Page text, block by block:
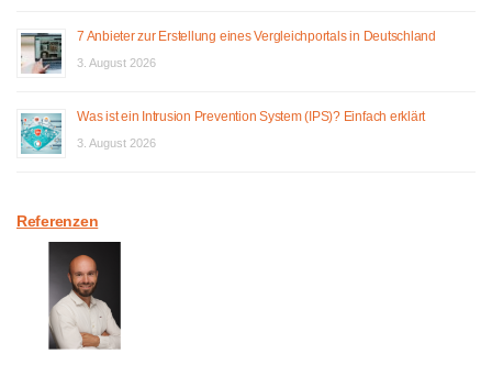
7 Anbieter zur Erstellung eines Vergleichportals in Deutschland
3. August 2026
Was ist ein Intrusion Prevention System (IPS)? Einfach erklärt
3. August 2026
Referenzen